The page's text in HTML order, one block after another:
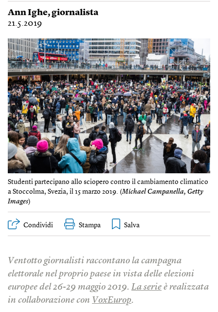
Ann Ighe, giornalista
21.5.2019
Studenti partecipano allo sciopero contro il cambiamento climatico
a Stoccolma, Svezia, il 15 marzo 2019. (Michael Campanella, Getty
Images)
Condividi Stampa
Ventotto giornalisti raccontano la campagna
elettorale nel proprio paese in vista delle elezioni
europee del 26-29 maggio 2019. La serie è realizzata
in collaborazione con VoxEurop.